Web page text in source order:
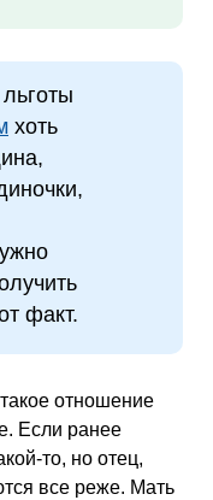
хоть
факт.
отношение
Если ранее
то, но отец,
все реже. Мать